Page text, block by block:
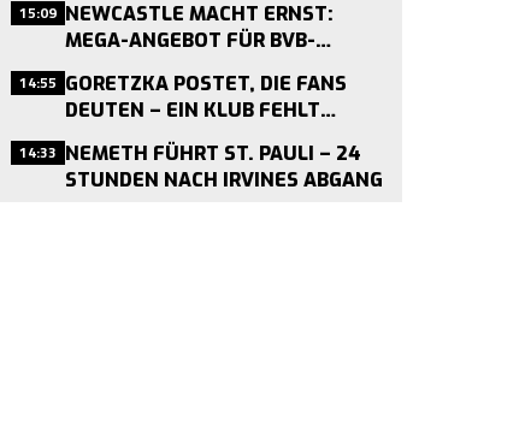
15:09 NEWCASTLE MACHT ERNST:
MEGA-ANGEBOT FÜR BVB-
ANFLUG
14:55 GORETZKA POSTET, DIE FANS
DEUTEN – EIN KLUB FEHLT
14:33 NEMETH FÜHRT ST. PAULI – 24
STUNDEN NACH IRVINES ABGANG